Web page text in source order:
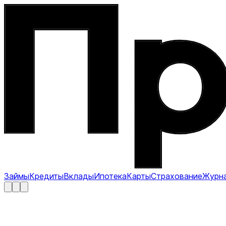
ЗаймыКредитыВкладыИпотекаКартыСтрахование